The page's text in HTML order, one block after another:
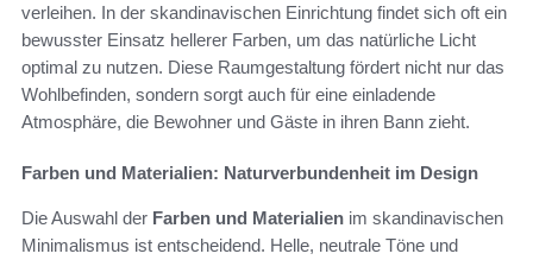
verleihen. In der skandinavischen Einrichtung findet sich oft ein
bewusster Einsatz hellerer Farben, um das natürliche Licht
optimal zu nutzen. Diese Raumgestaltung fördert nicht nur das
Wohlbefinden, sondern sorgt auch für eine einladende
Atmosphäre, die Bewohner und Gäste in ihren Bann zieht.
Farben und Materialien: Naturverbundenheit im Design
Die Auswahl der Farben und Materialien im skandinavischen
Minimalismus ist entscheidend. Helle, neutrale Töne und